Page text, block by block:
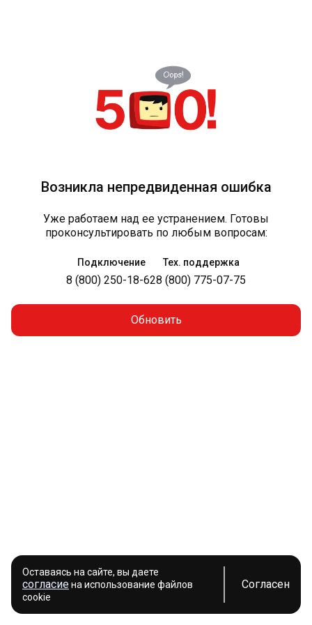
Возникла непредвиденная ошибка
Уже работаем над ее устранением. Готовы
проконсультировать по любым вопросам:
Подключение
8 (800) 250-18-62
Тех. поддержка
8 (800) 775-07-75
Обновить
Оставаясь на сайте, вы даете
согласиена использование файлов
cookie
Согласен